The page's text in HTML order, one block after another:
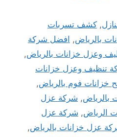
,كشف تسربات
بالرياض, افضل شركة
وعزل خزانات بالرياض,
تنظيف وعزل خزانات
فوم بالرياض,
بالرياض, شركة عزل
الرياض, شركة عزل
عزل خزانات بالرياض,